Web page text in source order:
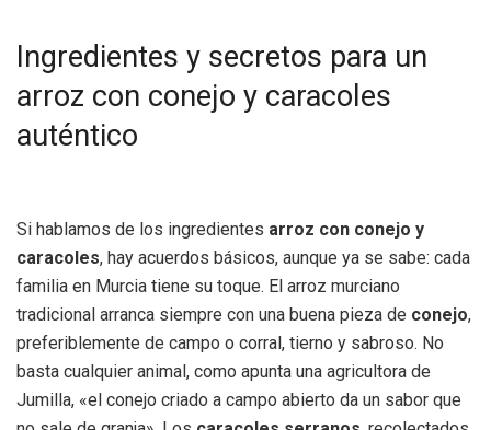
Ingredientes y secretos para un
arroz con conejo y caracoles
auténtico
Si hablamos de los ingredientes arroz con conejo y
caracoles, hay acuerdos básicos, aunque ya se sabe: cada
familia en Murcia tiene su toque. El arroz murciano
tradicional arranca siempre con una buena pieza de conejo,
preferiblemente de campo o corral, tierno y sabroso. No
basta cualquier animal, como apunta una agricultora de
Jumilla, «el conejo criado a campo abierto da un sabor que